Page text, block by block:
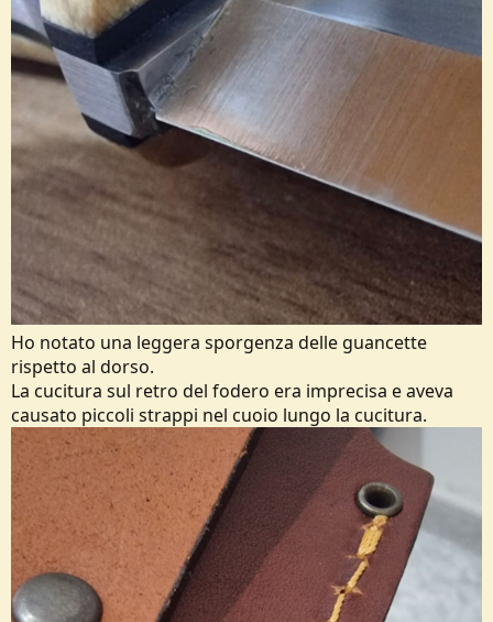
Ho notato una leggera sporgenza delle guancette
rispetto al dorso.
La cucitura sul retro del fodero era imprecisa e aveva
causato piccoli strappi nel cuoio lungo la cucitura.